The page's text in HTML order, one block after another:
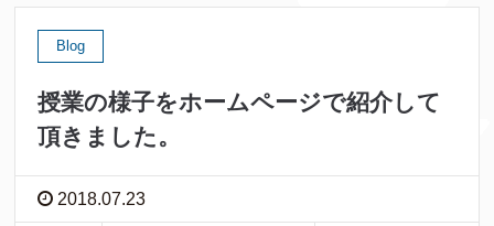
Blog
授業の様子をホームページで紹介して
頂きました。
2018.07.23